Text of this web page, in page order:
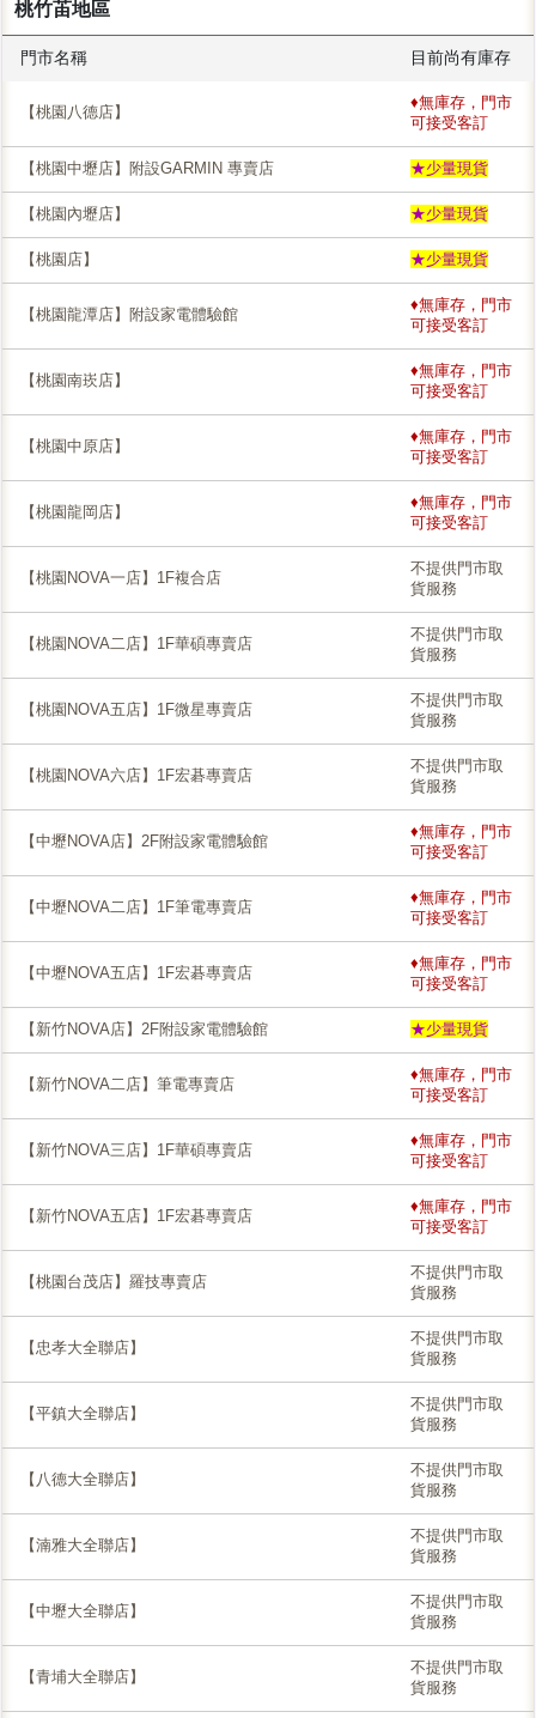
桃竹苖地區
門市名稱 目前尚有庫存
【桃園八德店】
♦無庫存，門市
可接受客訂
【桃園中壢店】附設GARMIN 專賣店 ★少量現貨
【桃園內壢店】 ★少量現貨
【桃園店】 ★少量現貨
【桃園龍潭店】附設家電體驗館
♦無庫存，門市
可接受客訂
【桃園南崁店】
♦無庫存，門市
可接受客訂
【桃園中原店】
♦無庫存，門市
可接受客訂
【桃園龍岡店】
♦無庫存，門市
可接受客訂
【桃園NOVA一店】1F複合店
不提供門市取
貨服務
【桃園NOVA二店】1F華碩專賣店
不提供門市取
貨服務
【桃園NOVA五店】1F微星專賣店
不提供門市取
貨服務
【桃園NOVA六店】1F宏碁專賣店
不提供門市取
貨服務
【中壢NOVA店】2F附設家電體驗館
♦無庫存，門市
可接受客訂
【中壢NOVA二店】1F筆電專賣店
♦無庫存，門市
可接受客訂
【中壢NOVA五店】1F宏碁專賣店
♦無庫存，門市
可接受客訂
【新竹NOVA店】2F附設家電體驗館 ★少量現貨
【新竹NOVA二店】筆電專賣店
♦無庫存，門市
可接受客訂
【新竹NOVA三店】1F華碩專賣店
♦無庫存，門市
可接受客訂
【新竹NOVA五店】1F宏碁專賣店
♦無庫存，門市
可接受客訂
【桃園台茂店】羅技專賣店
不提供門市取
貨服務
【忠孝大全聯店】
不提供門市取
貨服務
【平鎮大全聯店】
不提供門市取
貨服務
【八德大全聯店】
不提供門市取
貨服務
【湳雅大全聯店】
不提供門市取
貨服務
【中壢大全聯店】
不提供門市取
貨服務
【青埔大全聯店】
不提供門市取
貨服務